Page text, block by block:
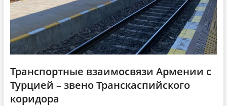
Транспортные взаимосвязи Армении с
Турцией – звено Транскаспийского
коридора